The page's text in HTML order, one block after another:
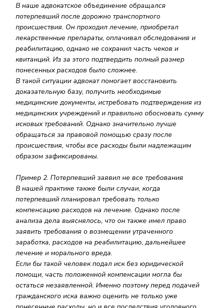
В наше адвокатское объединение обращался
потерпевший после дорожно транспортного
происшествия. Он проходил лечение, приобретал
лекарственные препараты, оплачивал обследования и
реабилитацию, однако не сохранил часть чеков и
квитанций. Из за этого подтвердить полный размер
понесенных расходов было сложнее.
В такой ситуации адвокат помогает восстановить
доказательную базу, получить необходимые
медицинские документы, истребовать подтверждения из
медицинских учреждений и правильно обосновать сумму
исковых требований. Однако значительно лучше
обращаться за правовой помощью сразу после
происшествия, чтобы все расходы были надлежащим
образом зафиксированы.
Пример 2. Потерпевший заявил не все требования
В нашей практике также были случаи, когда
потерпевший планировал требовать только
компенсацию расходов на лечение. Однако после
анализа дела выяснялось, что он также имел право
заявить требования о возмещении утраченного
заработка, расходов на реабилитацию, дальнейшее
лечение и морального вреда.
Если бы такой человек подал иск без юридической
помощи, часть положенной компенсации могла бы
остаться незаявленной. Именно поэтому перед подачей
гражданского иска важно оценить не только уже